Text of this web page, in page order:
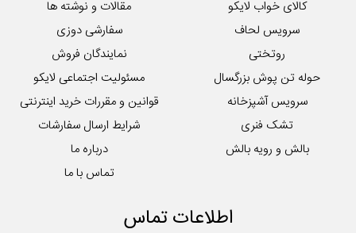
محصولات تکی آشپزخانه
کالای خواب لایکو
سرویس لحاف
روتختی
حوله تن پوش بزرگسال
سرویس آشپزخانه
تشک فنری
بالش و رویه بالش
مقالات و نوشته ها
سفارشی دوزی
نمایندگان فروش
مسئولیت اجتماعی لایکو
قوانین و مقررات خرید اینترنتی
شرایط ارسال سفارشات
درباره ما
تماس با ما
اطلاعات تماس